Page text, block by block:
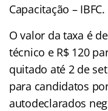
Capacitação – IBFC.
O valor da taxa é
técnico e R$ 120
quitado até 2 de
para candidatos
autodeclarados